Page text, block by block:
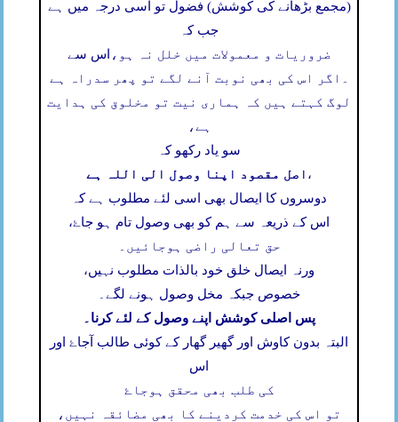
(مجمع بڑھانے کی کوشش) فضول تو اسی درجہ میں ہے
جب کہ
اس سے ضروریات و معمولات میں خلل نہ ہو،
اگر اس کی بھی نوبت آنے لگے تو پھر سدراہ ہے
لوگ کہتے ہیں کہ ہماری نیت تو مخلوق کی ہدایت
ہے،
سو یاد رکھو کہ
اصل مقصود اپنا وصول الی اللہ ہے ،
دوسروں کا ایصال بھی اسی لئے مطلوب ہے کہ
اس کے ذریعہ سے ہم کو بھی وصول تام ہو جاۓ،
حق تعالی راضی ہوجائیں۔
ورنہ ایصال خلق خود بالذات مطلوب نہیں،
خصوص جبکہ مخل وصول ہونے لگے۔
پس اصلی کوشش اپنے وصول کے لئے کرنا۔
البتہ بدون کاوش اور گھیر گھار کے کوئی طالب آجاۓ اور
اس
کی طلب بھی محقق ہوجاۓ
تو اس کی خدمت کردینے کا بھی مضائقہ نہیں،